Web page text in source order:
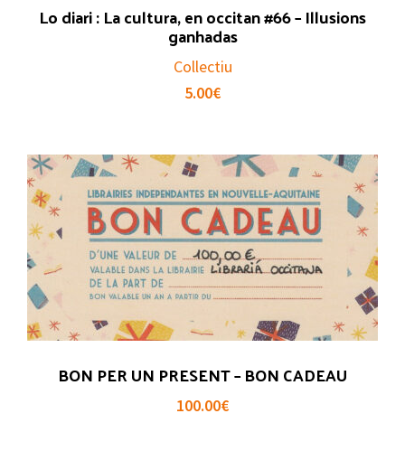
Lo diari : La cultura, en occitan #66 – Illusions
ganhadas
Collectiu
5.00€
BON PER UN PRESENT – BON CADEAU
100.00€